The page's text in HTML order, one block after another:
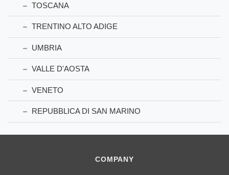
TOSCANA
TRENTINO ALTO ADIGE
UMBRIA
VALLE D'AOSTA
VENETO
REPUBBLICA DI SAN MARINO
COMPANY